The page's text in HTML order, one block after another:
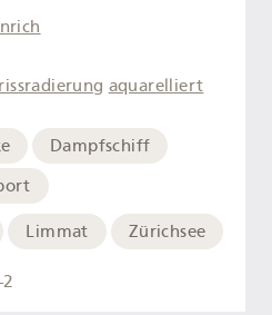
aquarelliert
Dampfschiff
Limmat Zürichsee
2